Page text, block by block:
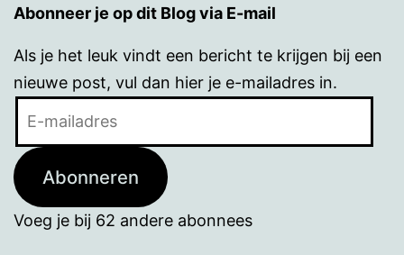
Abonneer je op dit Blog via E-mail
Als je het leuk vindt een bericht te krijgen bij een
nieuwe post, vul dan hier je e-mailadres in.
Abonneren
Voeg je bij 62 andere abonnees